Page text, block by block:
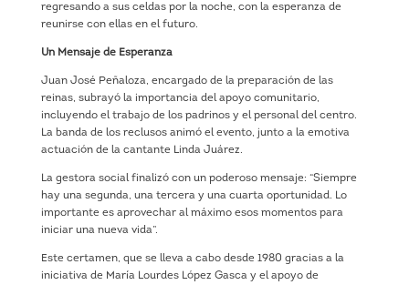
regresando a sus celdas por la noche, con la esperanza de
reunirse con ellas en el futuro.
Un Mensaje de Esperanza
Juan José Peñaloza, encargado de la preparación de las
reinas, subrayó la importancia del apoyo comunitario,
incluyendo el trabajo de los padrinos y el personal del centro.
La banda de los reclusos animó el evento, junto a la emotiva
actuación de la cantante Linda Juárez.
La gestora social finalizó con un poderoso mensaje: “Siempre
hay una segunda, una tercera y una cuarta oportunidad. Lo
importante es aprovechar al máximo esos momentos para
iniciar una nueva vida”.
Este certamen, que se lleva a cabo desde 1980 gracias a la
iniciativa de María Lourdes López Gasca y el apoyo de